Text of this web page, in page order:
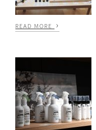
READ MORE ›